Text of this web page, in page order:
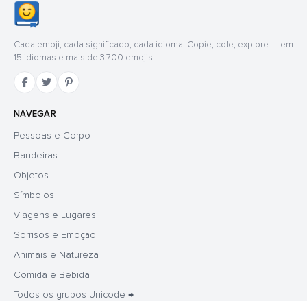
Cada emoji, cada significado, cada idioma. Copie, cole, explore — em
15 idiomas e mais de 3.700 emojis.
NAVEGAR
Pessoas e Corpo
Bandeiras
Objetos
Símbolos
Viagens e Lugares
Sorrisos e Emoção
Animais e Natureza
Comida e Bebida
Todos os grupos Unicode →